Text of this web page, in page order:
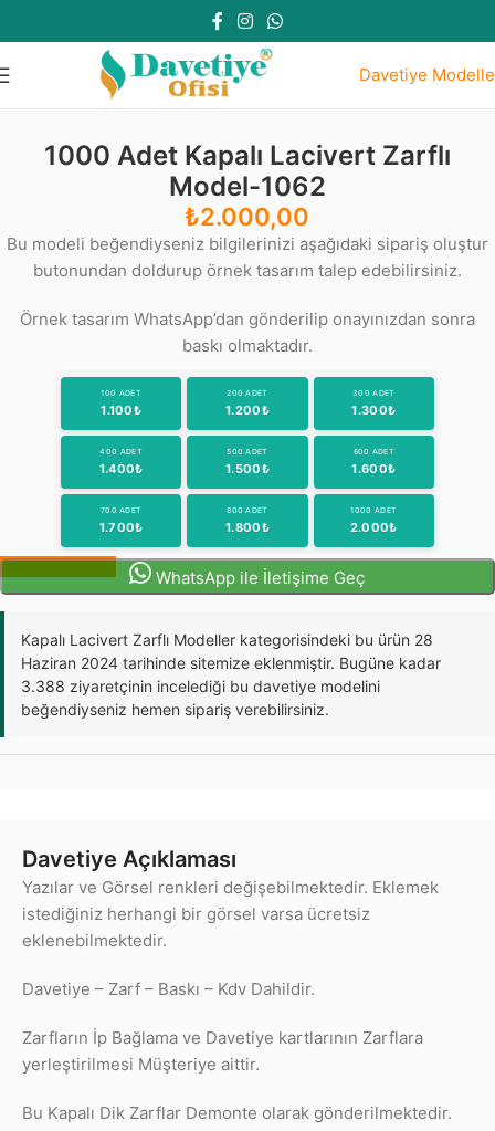
Davetiye
Kapalı Lacivert Zarflı Modeller
1000 Adet Kapalı Lacivert Zarflı
Model-1062
₺2.000,00
Bu modeli beğendiyseniz bilgilerinizi aşağıdaki sipariş oluştur
butonundan doldurup örnek tasarım talep edebilirsiniz.
Örnek tasarım WhatsApp’dan gönderilip onayınızdan sonra
baskı olmaktadır.
100 ADET
1.100₺
200 ADET
1.200₺
300 ADET
1.300₺
400 ADET
1.400₺
500 ADET
1.500₺
600 ADET
1.600₺
700 ADET
1.700₺
800 ADET
1.800₺
1000 ADET
2.000₺
Sipariş Oluştur
WhatsApp ile İletişime Geç
Kapalı Lacivert Zarflı Modeller kategorisindeki bu ürün 28
Haziran 2024 tarihinde sitemize eklenmiştir. Bugüne kadar
3.388 ziyaretçinin incelediği bu davetiye modelini
beğendiyseniz hemen sipariş verebilirsiniz.
Davetiye Açıklaması
Yazılar ve Görsel renkleri değişebilmektedir. Eklemek
istediğiniz herhangi bir görsel varsa ücretsiz
eklenebilmektedir.
Davetiye – Zarf – Baskı – Kdv Dahildir.
Zarfların İp Bağlama ve Davetiye kartlarının Zarflara
yerleştirilmesi Müşteriye aittir.
Bu Kapalı Dik Zarflar Demonte olarak gönderilmektedir.